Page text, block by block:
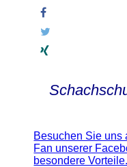
Besuchen Sie uns
Fan unserer
besondere Vorteile.